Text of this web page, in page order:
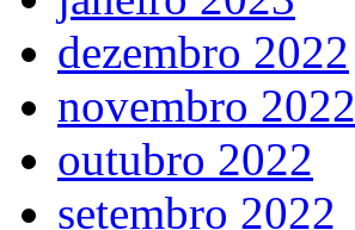
dezembro 2022
novembro 2022
outubro 2022
setembro 2022